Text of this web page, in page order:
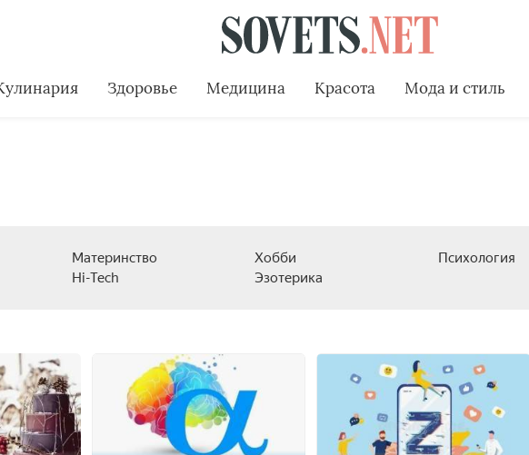
Здоровье Медицина Красота Мода и стиль
Материнство Хобби Психология
Hi-Tech Эзотерика